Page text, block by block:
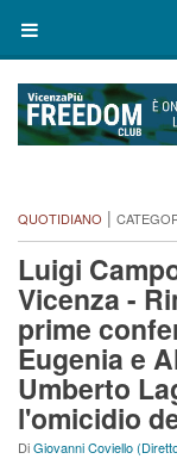
QUOTIDIANO |
Luigi
Vicenza -
prime
Eugenia e
Umberto
l'omicidio
DiGiovanni Coviello